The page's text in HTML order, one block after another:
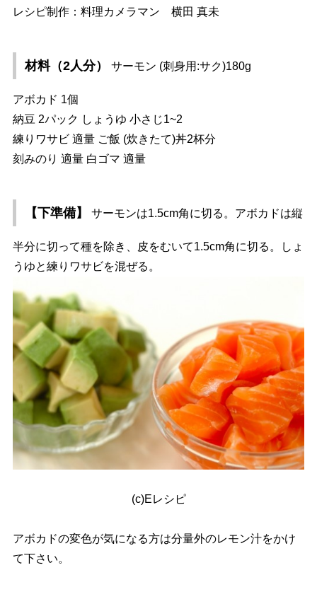
レシピ制作：料理カメラマン 横田 真未
材料（2人分） サーモン (刺身用:サク)180g
アボカド 1個
納豆 2パック しょうゆ 小さじ1~2
練りワサビ 適量 ご飯 (炊きたて)丼2杯分
刻みのり 適量 白ゴマ 適量
【下準備】 サーモンは1.5cm角に切る。アボカドは縦
半分に切って種を除き、皮をむいて1.5cm角に切る。しょ
うゆと練りワサビを混ぜる。
(c)Eレシピ
アボカドの変色が気になる方は分量外のレモン汁をかけ
て下さい。